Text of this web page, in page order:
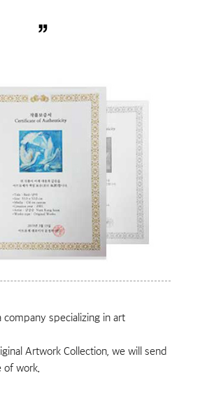
”
company specializing in art
Artwork Collection, we will send
of work.